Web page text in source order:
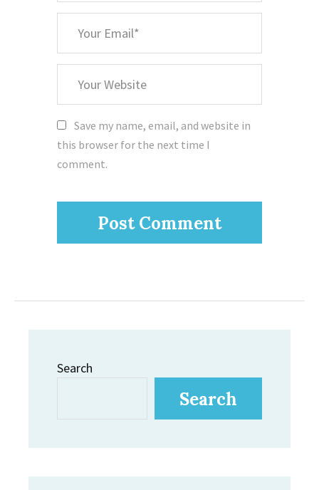
Email
Website
Save my name, email, and website in
this browser for the next time I
comment.
Search
Search